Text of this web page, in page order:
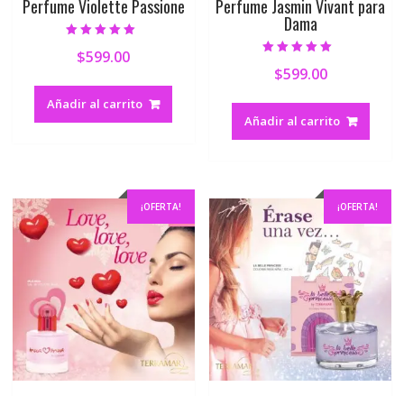
Perfume Violette Passione
5.00
$599.00
Añadir al carrito
Perfume Jasmin Vivant para
Dama
5.00
$599.00
Añadir al carrito
¡OFERTA! ¡OFERTA!